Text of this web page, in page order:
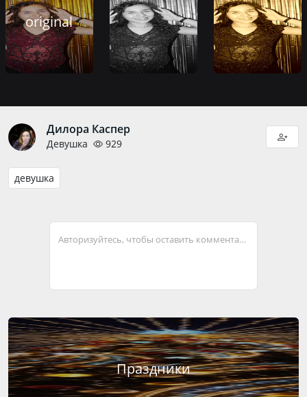
original
Дилора Каспер
Девушка 929
девушка
Авторизуйтесь, чтобы оставить комментарий
Праздники